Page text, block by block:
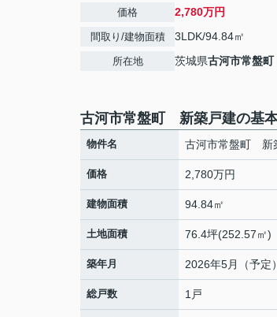
価格 2,780万円
間取り/建物面積 3LDK/94.84㎡
所在地 茨城県古河市常盤町
古河市常盤町 新築戸建の基
物件名 古河市常盤町 新
価格 2,780万円
建物面積 94.84㎡
土地面積 76.4坪(252.57㎡)
築年月 2026年5月（予定）
総戸数 1戸